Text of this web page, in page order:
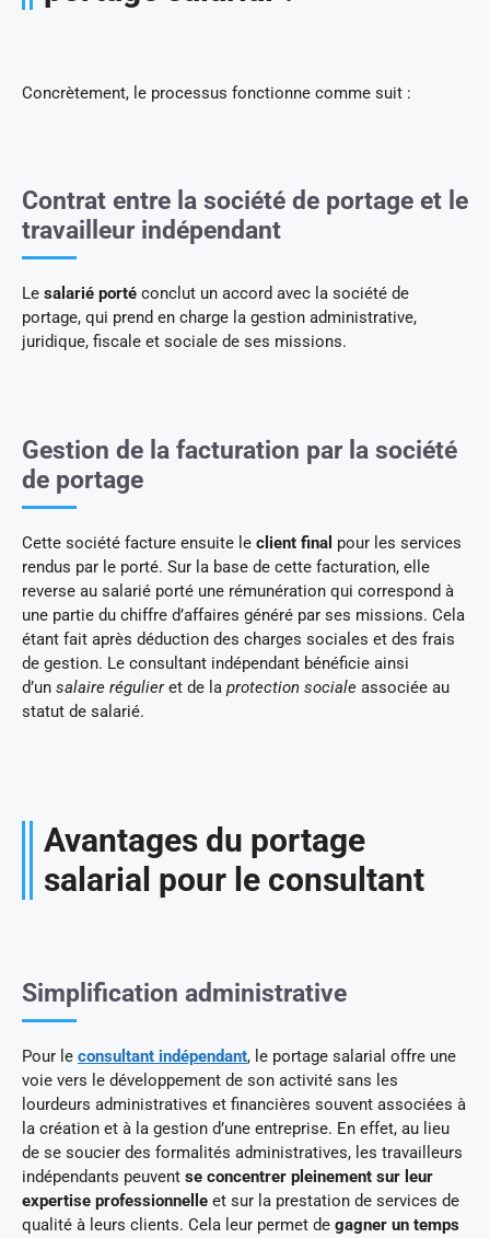
Concrètement, le processus fonctionne comme suit :
Contrat entre la société de portage et le
travailleur indépendant
Le salarié porté conclut un accord avec la société de
portage, qui prend en charge la gestion administrative,
juridique, fiscale et sociale de ses missions.
Gestion de la facturation par la société
de portage
Cette société facture ensuite le client final pour les services
rendus par le porté. Sur la base de cette facturation, elle
reverse au salarié porté une rémunération qui correspond à
une partie du chiffre d’affaires généré par ses missions. Cela
étant fait après déduction des charges sociales et des frais
de gestion. Le consultant indépendant bénéficie ainsi
d’un salaire régulieret de la protection sociale associée au
statut de salarié.
Avantages du portage
salarial pour le consultant
Simplification administrative
Pour le consultant indépendant, le portage salarial offre une
voie vers le développement de son activité sans les
lourdeurs administratives et financières souvent associées à
la création et à la gestion d’une entreprise. En effet, au lieu
de se soucier des formalités administratives, les travailleurs
indépendants peuvent se concentrer pleinement sur leur
expertise professionnelle et sur la prestation de services de
qualité à leurs clients. Cela leur permet de gagner un temps